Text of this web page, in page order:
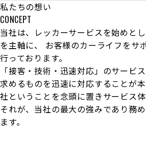
私たちの想い
CONCEPT
当社は、レッカーサービスを始めと
を主軸に、
お客様のカーライフをサ
行っております。
「接客・技術・迅速対応」のサービス
求めるものを迅速に対応することが
社ということを念頭に置きサービス体
それが、当社の最大の強みであり務
ます。